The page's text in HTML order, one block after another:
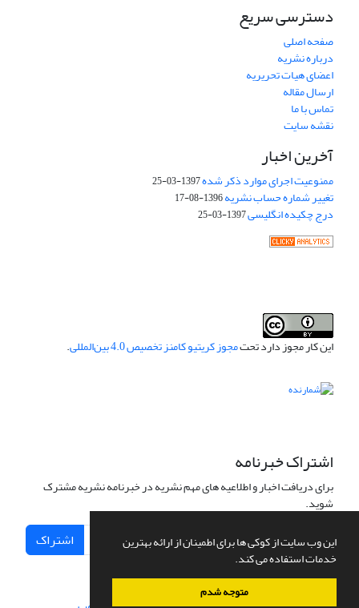
این وب سایت از کوکی ها برای اطمینان از ارائه بهترین
خدمات استفاده می کند.
متوجه شدم
دسترسی سریع
صفحه اصلی
درباره نشریه
اعضای هیات تحریریه
ارسال مقاله
تماس با ما
نقشه سایت
آخرین اخبار
ممنوعیت اجرای موارد ذکر شده1397-03-25
تغییر شماره حساب نشریه1396-08-17
درج چکیده انگلیسی1397-03-25
این کار مجوز دارد تحتمجوز کریتیو کامنز تخصیص 4.0 بین‌المللی .
اشتراک خبرنامه
برای دریافت اخبار و اطلاعیه های مهم نشریه در خبرنامه نشریه مشترک
شوید.
اشتراک